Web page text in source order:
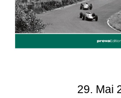
29. Mai